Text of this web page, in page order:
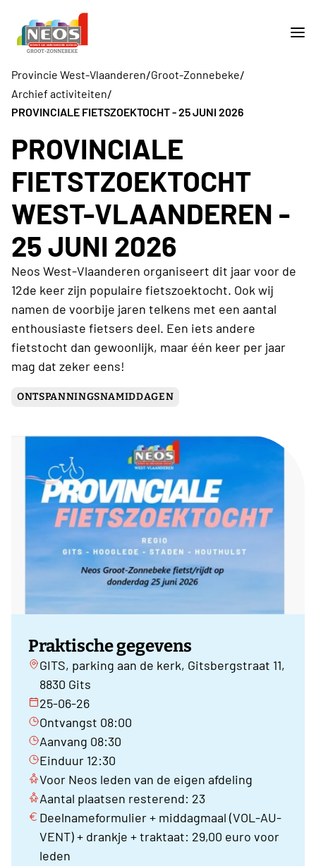
Provincie West-Vlaanderen/Groot-Zonnebeke/
Archief activiteiten/
PROVINCIALE FIETSZOEKTOCHT - 25 JUNI 2026
PROVINCIALE
FIETSTZOEKTOCHT
WEST-VLAANDEREN -
25 JUNI 2026
Neos West-Vlaanderen organiseert dit jaar voor de
12de keer zijn populaire fietszoektocht. Ook wij
namen de voorbije jaren telkens met een aantal
enthousiaste fietsers deel. Een iets andere
fietstocht dan gewoonlijk, maar één keer per jaar
mag dat zeker eens!
ONTSPANNINGSNAMIDDAGEN
Praktische gegevens
GITS, parking aan de kerk, Gitsbergstraat 11,
8830 Gits
25-06-26
Ontvangst 08:00
Aanvang 08:30
Einduur 12:30
Voor Neos leden van de eigen afdeling
Aantal plaatsen resterend: 23
Deelnameformulier + middagmaal (VOL-AU-
VENT) + drankje + traktaat: 29,00 euro voor
leden